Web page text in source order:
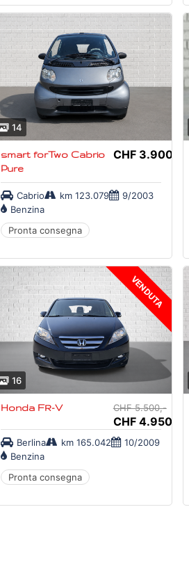
14
smart forTwo Cabrio
Pure
CHF 3.900,-
Cabrio km 123.079
9/2003
Benzina
Pronta consegna
VENDUTA
16
Honda FR-V CHF 5.500,-
CHF 4.950,-
Berlina km 165.042
10/2009
Benzina
Pronta consegna